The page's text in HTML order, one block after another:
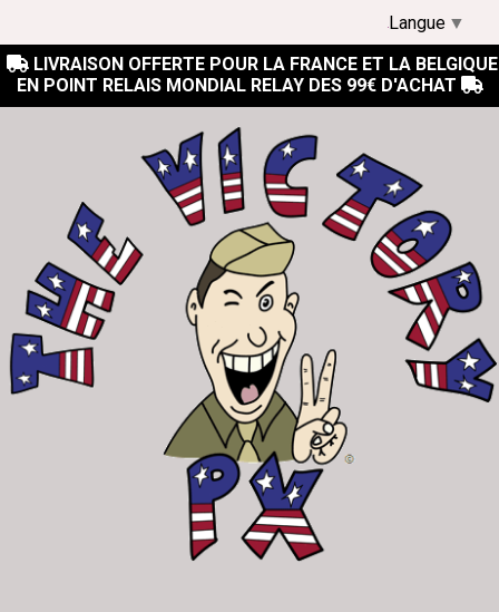
 LIVRAISON OFFERTE POUR LA FRANCE ET LA BELGIQUE
EN POINT RELAIS MONDIAL RELAY DES 99€ D'ACHAT 
Langue ▼